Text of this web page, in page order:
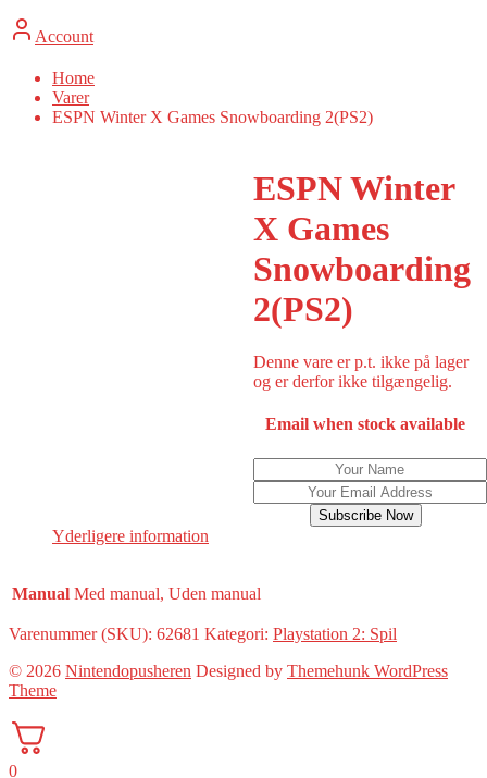
Account
Home
Varer
ESPN Winter X Games Snowboarding 2(PS2)
ESPN Winter
X Games
Snowboarding
2(PS2)
Denne vare er p.t. ikke på lager
og er derfor ikke tilgængelig.
Email when stock available
Subscribe Now
Yderligere information
Manual Med manual, Uden manual
Varenummer (SKU): 62681 Kategori: Playstation 2: Spil
© 2026 Nintendopusheren Designed by Themehunk WordPress
Theme
0